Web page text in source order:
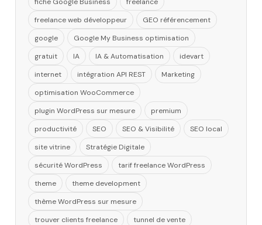
freelance web développeur
GEO référencement
google
Google My Business optimisation
gratuit
IA IA & Automatisation
idevart
internet
intégration API REST
Marketing
optimisation WooCommerce
plugin WordPress sur mesure
premium
productivité
SEO SEO & Visibilité
SEO local
site vitrine
Stratégie Digitale
sécurité WordPress
tarif freelance WordPress
theme
theme development
thème WordPress sur mesure
trouver clients freelance
tunnel de vente